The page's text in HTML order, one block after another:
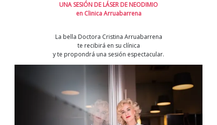
UNA SESIÓN DE LÁSER DE NEODIMIO
en Clinica Arruabarrena
La bella Doctora Cristina Arruabarrena
te recibirá en su clínica
y te propondrá una sesión espectacular.